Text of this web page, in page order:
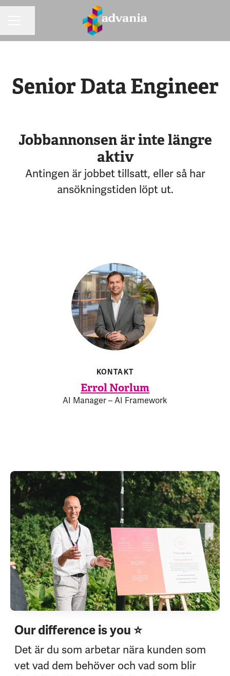
Senior Data Engineer
Jobbannonsen är inte längre
aktiv
Antingen är jobbet tillsatt, eller så har
ansökningstiden löpt ut.
KONTAKT
Errol Norlum
AI Manager – AI Framework
Our difference is you ⭐
Det är du som arbetar nära kunden som
vet vad dem behöver och vad som blir